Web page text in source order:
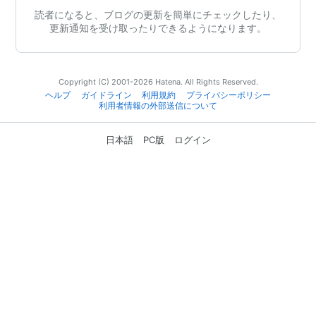
読者になると、ブログの更新を簡単にチェックしたり、
更新通知を受け取ったりできるようになります。
Copyright (C) 2001-2026 Hatena. All Rights Reserved.
ヘルプ
ガイドライン 利用規約
プライバシーポリシー
利用者情報の外部送信について
日本語 PC版 ログイン